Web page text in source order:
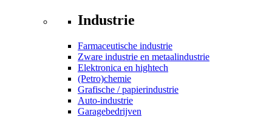
Industrie
Farmaceutische industrie
Zware industrie en metaalindustrie
Elektronica en hightech
(Petro)chemie
Grafische / papierindustrie
Auto-industrie
Garagebedrijven